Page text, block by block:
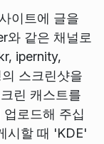
이트에 글을
같은 채널로
ipernity,
스크린샷을
린 캐스트를
로드해 주십
시할 때 'KDE'